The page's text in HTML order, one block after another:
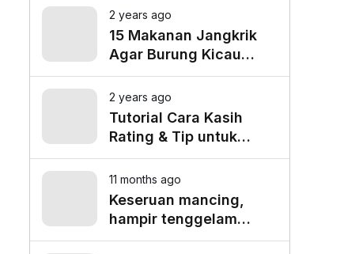
Cocok untuk Kebutuhan
Anda?
2 years ago
15 Makanan Jangkrik
Agar Burung Kicau
Tampil Maksimal
2 years ago
Tutorial Cara Kasih
Rating & Tip untuk
Driver Lalamove Ride
11 months ago
Keseruan mancing,
hampir tenggelam
gara-gara belut besar